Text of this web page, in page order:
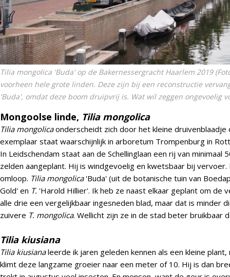
Tilia mongolica 'Buda' op de Bakernessergracht Haarlem 2019
voorheen hele grote linden. Deze zijn bij een reconstructie
'Buda', omdat deze boom druipvrij is. Wat wil zeggen ongevoelig
Mongoolse linde, Tilia mongolica
Tilia mongolicaonderscheidt zich door het kleine
exemplaar staat waarschijnlijk in arboretum Trompenburg in
In Leidschendam staat aan de Schellinglaan een rij van
zelden aangeplant. Hij is windgevoelig en kwetsbaar bij vervoer.
omloop. Tilia mongolica 'Buda' (uit de botanische tuin van
Gold' en T. 'Harold Hillier'. Ik heb ze naast elkaar geplant om de
alle drie een vergelijkbaar ingesneden blad, maar dat is minder
zuivere T. mongolica. Wellicht zijn ze in de stad beter bruikbaar
Tilia kiusiana
Tilia kiusianaleerde ik jaren geleden kennen als een kleine
klimt deze langzame groeier naar een meter of 10. Hij is dan